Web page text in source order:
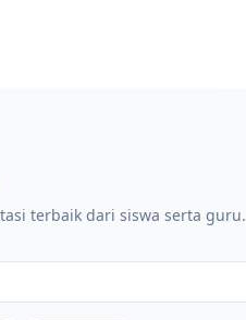
terbaik dari siswa serta guru.